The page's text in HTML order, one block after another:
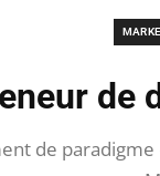
de
de